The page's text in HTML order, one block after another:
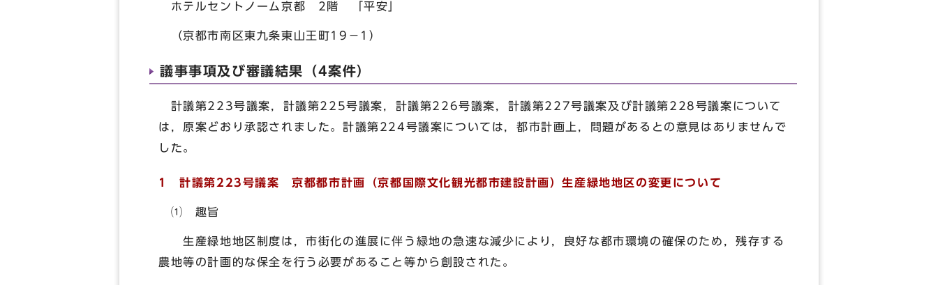
ホテルセントノーム京都 2階 「平安」
（京都市南区東九条東山王町19－1）
議事事項及び審議結果（4案件）
計議第223号議案，計議第225号議案，計議第226号議案，計議第227号議案及び計議第228号議案について
は，原案どおり承認されました。計議第224号議案については，都市計画上，問題があるとの意見はありませんで
した。
1 計議第223号議案 京都都市計画（京都国際文化観光都市建設計画）生産緑地地区の変更について
⑴ 趣旨
生産緑地地区制度は，市街化の進展に伴う緑地の急速な減少により，良好な都市環境の確保のため，残存する
農地等の計画的な保全を行う必要があること等から創設された。